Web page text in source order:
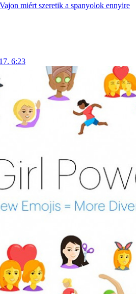
miért szeretik a spanyolok ennyire
6:23